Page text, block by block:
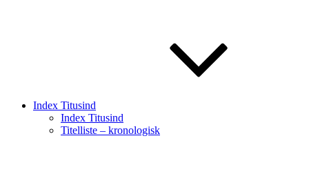
Index Titusind
Index Titusind
Titelliste – kronologisk